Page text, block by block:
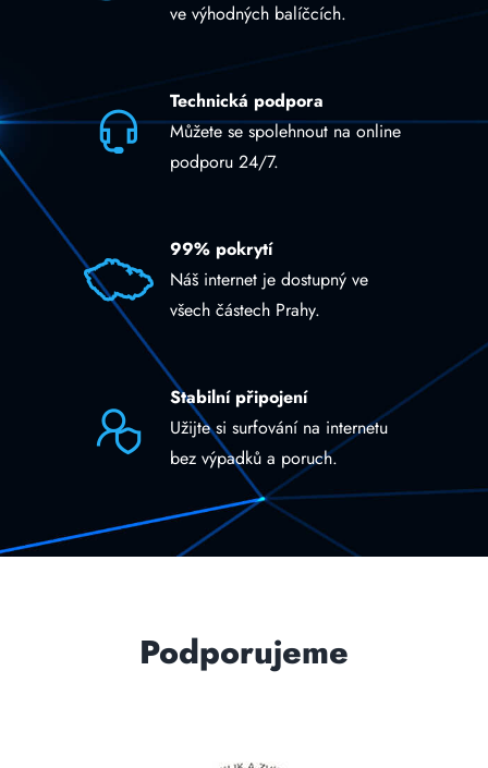
ve výhodných balíčcích.
Technická podpora
Můžete se spolehnout na online
podporu 24/7.
99% pokrytí
Náš internet je dostupný ve
všech částech Prahy.
Stabilní připojení
Užijte si surfování na internetu
bez výpadků a poruch.
Podporujeme